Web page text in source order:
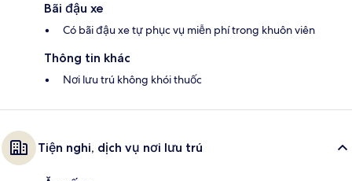
Bãi đậu xe
Có bãi đậu xe tự phục vụ miễn phí trong khuôn viên
Thông tin khác
Nơi lưu trú không khói thuốc
Tiện nghi, dịch vụ nơi lưu trú